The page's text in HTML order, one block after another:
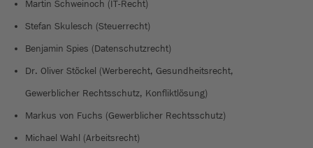
Martin Schweinoch (IT-Recht)
Stefan Skulesch (Steuerrecht)
Benjamin Spies (Datenschutzrecht)
Dr. Oliver Stöckel (Werberecht, Gesundheitsrecht,
Gewerblicher Rechtsschutz, Konfliktlösung)
Markus von Fuchs (Gewerblicher Rechtsschutz)
Michael Wahl (Arbeitsrecht)